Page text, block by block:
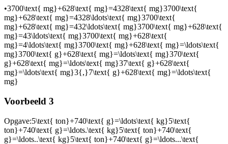
•3700\text{ mg}+628\text{ mg}=4328\text{ mg}3700\text{
mg}+628\text{ mg}=4328\ldots\text{ mg}3700\text{
mg}+628\text{ mg}=432\ldots\text{ mg}3700\text{ mg}+628\text{
mg}=43\ldots\text{ mg}3700\text{ mg}+628\text{
mg}=4\ldots\text{ mg}3700\text{ mg}+628\text{ mg}=\ldots\text{
mg}3700\text{ g}+628\text{ mg}=\ldots\text{ mg}370\text{
g}+628\text{ mg}=\ldots\text{ mg}37\text{ g}+628\text{
mg}=\ldots\text{ mg}3{,}7\text{ g}+628\text{ mg}=\ldots\text{
mg}
Voorbeeld 3
Opgave:5\text{ ton}+740\text{ g}=\ldots\text{ kg}5\text{
ton}+740\text{ g}=\ldots.\text{ kg}5\text{ ton}+740\text{
g}=\ldots..\text{ kg}5\text{ ton}+740\text{ g}=\ldots...\text{